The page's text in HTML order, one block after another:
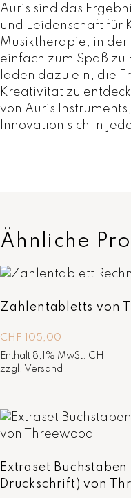
Auris sind das
und Leidenschaft für
Musiktherapie, in der
einfach zum Spaß zu
laden dazu ein, die
Kreativität zu
von Auris
Innovation sich in
Ähnliche
Zahlentabletts von
CHF 105,00
Enthält 8,1% MwSt. CH
zzgl. Versand
Extraset
Druckschrift) von